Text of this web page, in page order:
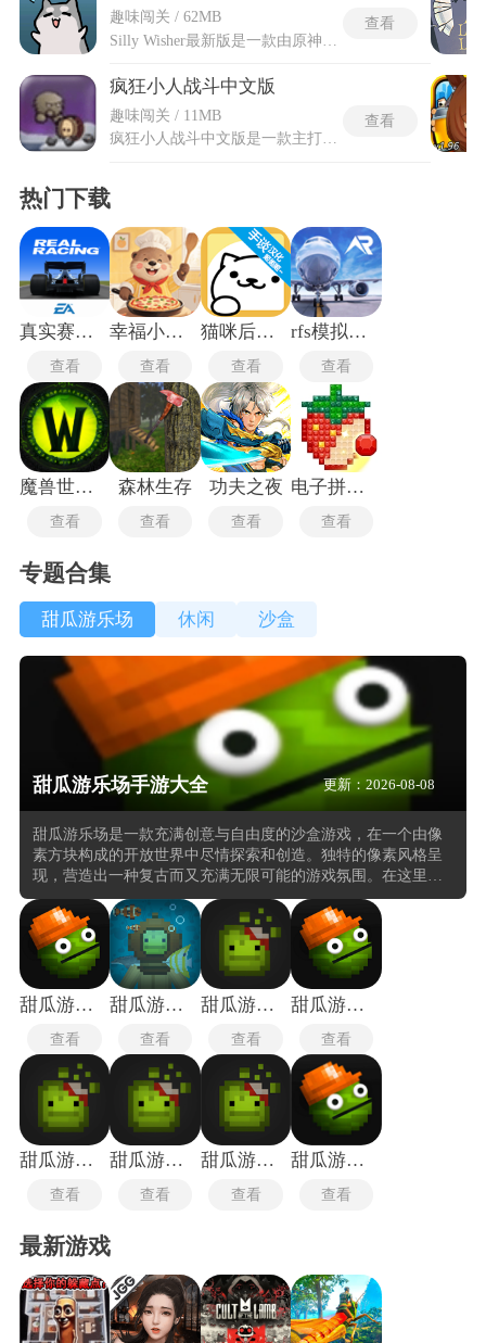
趣味闯关 / 62MB
查看
疯狂小人战斗中文版
趣味闯关 / 11MB
查看
热门下载
真实赛车3无限金币版
查看
幸福小厨师
查看
猫咪后院中文版
查看
rfs模拟飞行
查看
魔兽世界怀旧服60版
查看
森林生存
查看
功夫之夜
查看
电子拼豆模拟器
查看
专题合集
甜瓜游乐场 休闲 沙盒
甜瓜游乐场手游大全 更新：2026-08-08
甜瓜游乐场是一款充满创意与自由度的沙盒游戏，在一个由像
素方块构成的开放世界中尽情探索和创造。独特的像素风格呈
现，营造出一种复古而又充满无限可能的游戏氛围。在这里自
由地收集各种资源，制作不同的道具和武器，甚至可以设计和
建造属于自己的独特场景了丰富的角色选择，包括甜瓜人、南
瓜人、玉米人等，还允许通过装备和模组来改变角色的外观和
能力。这种高度的自定义功能让玩家能够根据自己的喜好和创
意，打造出独一无二的游戏体验。
甜瓜游乐场1.0超老版
查看
甜瓜游乐场14.0版本
查看
甜瓜游乐场国际服最新版
查看
甜瓜游乐场手机版
查看
甜瓜游乐场英文版
查看
甜瓜游乐场国际服
查看
甜瓜游乐场32.0国际服
查看
甜瓜游乐场国服
查看
最新游戏